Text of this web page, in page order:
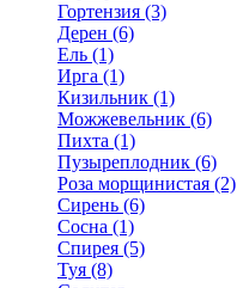
Гортензия (3)
Дерен (6)
Ель (1)
Ирга (1)
Кизильник (1)
Можжевельник (6)
Пихта (1)
Пузыреплодник (6)
Роза морщинистая (2)
Сирень (6)
Сосна (1)
Спирея (5)
Туя (8)